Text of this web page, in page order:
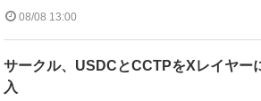
08/08 13:00
サークル、USDCとCCTPをXレイヤー
入